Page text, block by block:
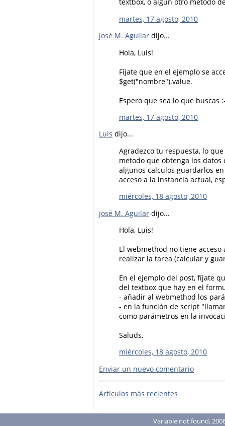
textbox, o algun otro metodo
martes, 17 agosto, 2010
josé M. Aguilar dijo...
Hola, Luis!
Fíjate que en el ejemplo se
$get("nombre").value.
Espero que sea lo que buscas
martes, 17 agosto, 2010
Luis dijo...
Agradezco tu respuesta, lo
metodo que obtenga los
algunos calculos guardarlos
acceso a la instancia actual,
miércoles, 18 agosto, 2010
josé M. Aguilar dijo...
Hola, Luis!
El webmethod no tiene
realizar la tarea (calcular y
En el ejemplo del post, fíjate
del textbox que hay en el
- añadir al webmethod los
- en la función de script
como parámetros en la
Saluds.
miércoles, 18 agosto, 2010
Enviar un nuevo comentario
Artículos más recientes
Variable not found,